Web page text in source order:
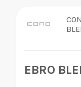
EBRO